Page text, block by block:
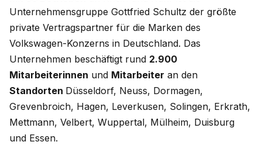
Unternehmensgruppe Gottfried Schultz der größte
private Vertragspartner für die Marken des
Volkswagen-Konzerns in Deutschland. Das
Unternehmen beschäftigt rund 2.900
Mitarbeiterinnen und Mitarbeiter an den
Standorten Düsseldorf, Neuss, Dormagen,
Grevenbroich, Hagen, Leverkusen, Solingen, Erkrath,
Mettmann, Velbert, Wuppertal, Mülheim, Duisburg
und Essen.